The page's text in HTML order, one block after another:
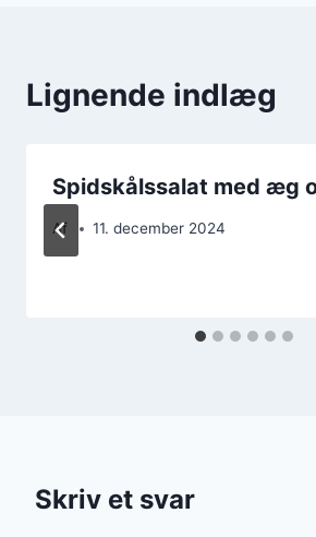
Lignende indlæg
Spidskålssalat med æg
Af 11. december 2024
Skriv et svar